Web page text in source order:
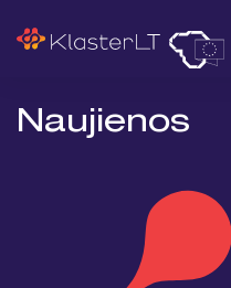
Naujienos